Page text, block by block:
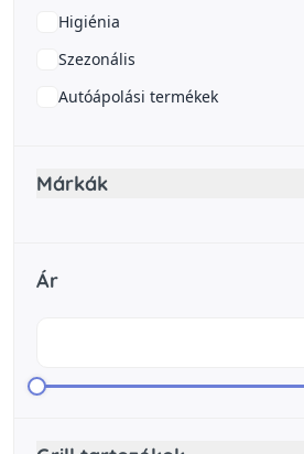
Higiénia
Szezonális
Autóápolási termékek
Márkák
Ár